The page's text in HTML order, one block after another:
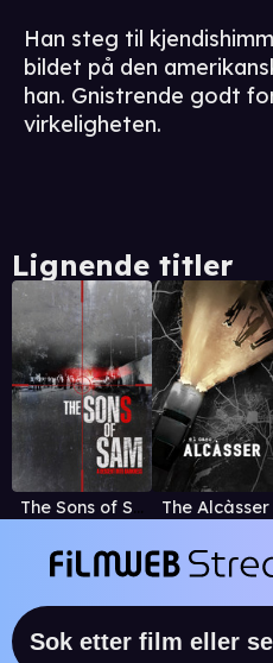
Han steg til
bildet på den
han. Gnistrende godt
Lignende titler
The Sons of Sam: A Descent into Darkness